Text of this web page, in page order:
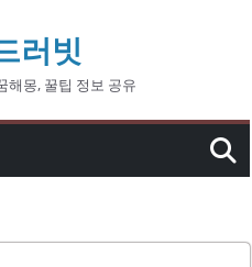
러빗
해몽, 꿀팁 정보 공유